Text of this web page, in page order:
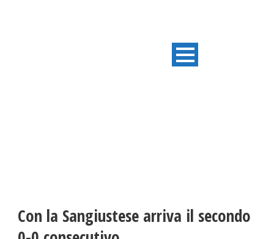
Con la Sangiustese arriva il secondo